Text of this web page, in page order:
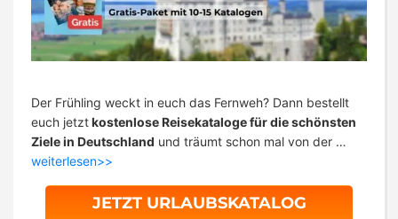
Der Frühling weckt in euch das Fernweh? Dann bestellt
euch jetztkostenlose Reisekataloge für die schönsten
Ziele in Deutschland und träumt schon mal von der …
weiterlesen>>
JETZT URLAUBSKATALOG